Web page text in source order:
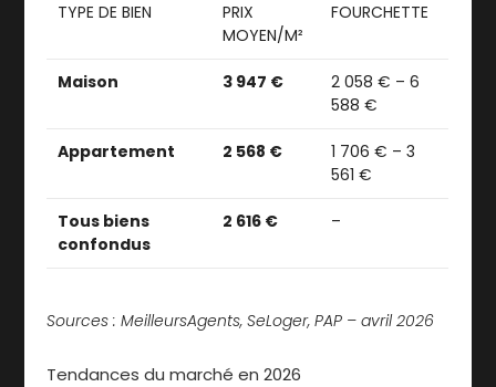
TYPE DE BIEN
PRIX
MOYEN/M²
FOURCHETTE
Maison 3 947 €
2 058 € – 6
588 €
Appartement 2 568 €
1 706 € – 3
561 €
Tous biens
confondus
2 616 € –
Sources : MeilleursAgents, SeLoger, PAP – avril 2026
Tendances du marché en 2026